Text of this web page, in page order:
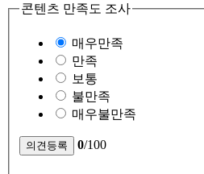
콘텐츠 만족도 조사
매우만족
만족
보통
불만족
매우불만족
0/100